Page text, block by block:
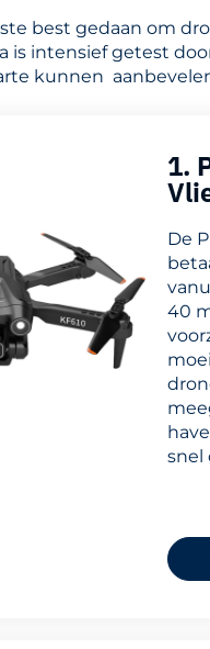
best gedaan om
is intensief getest
kunnen
1.
De
40
snel